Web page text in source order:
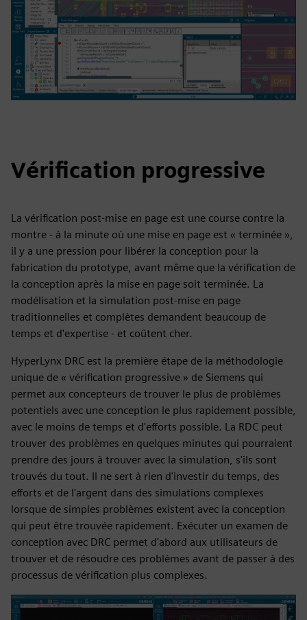
Vérification progressive
La vérification post-mise en page est une course contre la
montre - à la minute où une mise en page est « terminée »,
il y a une pression pour libérer la conception pour la
fabrication du prototype, avant même que la vérification de
la conception après la mise en page soit terminée. La
modélisation et la simulation post-mise en page
traditionnelles et complètes demandent beaucoup de
temps et d'expertise - et coûtent cher.
HyperLynx DRC est la première étape de la méthodologie
unique de « vérification progressive » de Siemens qui
permet aux concepteurs de trouver le plus de problèmes
potentiels avec une conception le plus rapidement possible,
avec le moins de temps et d'efforts possible. La RDC peut
trouver des problèmes en quelques minutes qui pourraient
prendre des jours à trouver avec la simulation, s'ils sont
trouvés du tout. Il ne sert à rien d'investir du temps, des
efforts et de l'argent dans des simulations complexes
lorsque de simples problèmes existent avec la conception
qui peut être trouvée rapidement. Exécuter un examen de
conception avec DRC permet d'abord aux utilisateurs de
trouver et de résoudre ces problèmes avant de passer à des
processus de vérification plus complexes.